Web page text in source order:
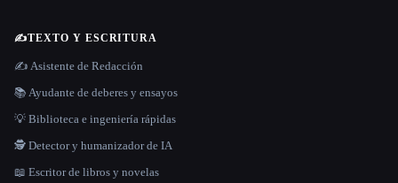
✍️TEXTO Y ESCRITURA
✍️ Asistente de Redacción
📚 Ayudante de deberes y ensayos
💡 Biblioteca e ingeniería rápidas
🕵️ Detector y humanizador de IA
📖 Escritor de libros y novelas